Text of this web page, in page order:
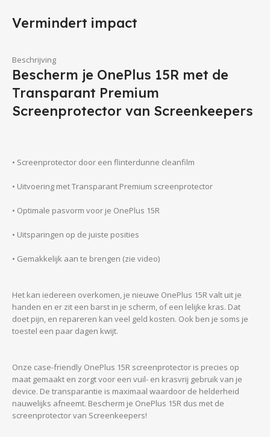
Vermindert impact
Beschrijving
Bescherm je OnePlus 15R met de
Transparant Premium
Screenprotector van Screenkeepers
• Screenprotector door een flinterdunne cleanfilm
• Uitvoering met Transparant Premium screenprotector
• Optimale pasvorm voor je OnePlus 15R
• Uitsparingen op de juiste posities
• Gemakkelijk aan te brengen (zie video)
Het kan iedereen overkomen, je nieuwe OnePlus 15R valt uit je
handen en er zit een barst in je scherm, of een lelijke kras. Dat
doet pijn, en repareren kan veel geld kosten. Ook ben je soms je
toestel een paar dagen kwijt.
Onze case-friendly OnePlus 15R screenprotector is precies op
maat gemaakt en zorgt voor een vuil- en krasvrij gebruik van je
device. De transparantie is maximaal waardoor de helderheid
nauwelijks afneemt. Bescherm je OnePlus 15R dus met de
screenprotector van Screenkeepers!